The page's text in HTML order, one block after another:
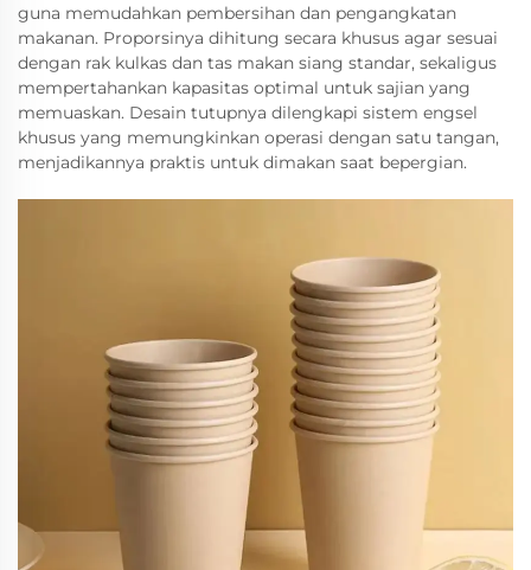
guna memudahkan pembersihan dan pengangkatan
makanan. Proporsinya dihitung secara khusus agar sesuai
dengan rak kulkas dan tas makan siang standar, sekaligus
mempertahankan kapasitas optimal untuk sajian yang
memuaskan. Desain tutupnya dilengkapi sistem engsel
khusus yang memungkinkan operasi dengan satu tangan,
menjadikannya praktis untuk dimakan saat bepergian.